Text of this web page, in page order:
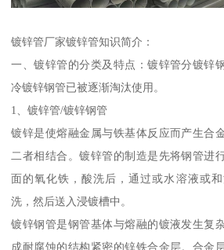
镀锌管厂家镀锌管知识简介：
一、镀锌管的分类及特点：镀锌管分镀锌
冷镀锌钢管已被逐渐淘汰使用。
1、镀锌管/镀锌钢管
镀锌是使熔融金属与铁基体反应而产生合
二者相结合。镀锌管的制造是先将钢管进
面的氧化铁，酸洗后，通过或水溶液或
洗，然后送入浸镀槽中。
镀锌钢管是钢管基体与熔融的镀液发生复
成耐腐蚀的结构紧密的锌铁合金层。合金